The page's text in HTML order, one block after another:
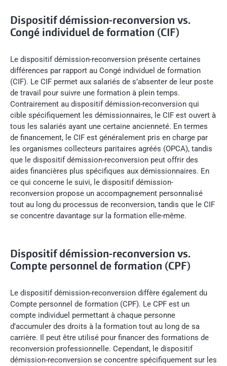
Dispositif démission-reconversion vs.
Congé individuel de formation (CIF)
Le dispositif démission-reconversion présente certaines
différences par rapport au Congé individuel de formation
(CIF). Le CIF permet aux salariés de s’absenter de leur poste
de travail pour suivre une formation à plein temps.
Contrairement au dispositif démission-reconversion qui
cible spécifiquement les démissionnaires, le CIF est ouvert à
tous les salariés ayant une certaine ancienneté. En termes
de financement, le CIF est généralement pris en charge par
les organismes collecteurs paritaires agréés (OPCA), tandis
que le dispositif démission-reconversion peut offrir des
aides financières plus spécifiques aux démissionnaires. En
ce qui concerne le suivi, le dispositif démission-
reconversion propose un accompagnement personnalisé
tout au long du processus de reconversion, tandis que le CIF
se concentre davantage sur la formation elle-même.
Dispositif démission-reconversion vs.
Compte personnel de formation (CPF)
Le dispositif démission-reconversion diffère également du
Compte personnel de formation (CPF). Le CPF est un
compte individuel permettant à chaque personne
d’accumuler des droits à la formation tout au long de sa
carrière. Il peut être utilisé pour financer des formations de
reconversion professionnelle. Cependant, le dispositif
démission-reconversion se concentre spécifiquement sur les